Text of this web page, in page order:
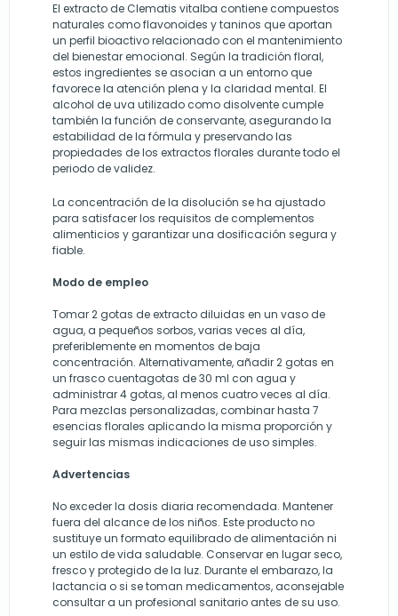
El extracto de Clematis vitalba contiene compuestos
naturales como flavonoides y taninos que aportan
un perfil bioactivo relacionado con el mantenimiento
del bienestar emocional. Según la tradición floral,
estos ingredientes se asocian a un entorno que
favorece la atención plena y la claridad mental. El
alcohol de uva utilizado como disolvente cumple
también la función de conservante, asegurando la
estabilidad de la fórmula y preservando las
propiedades de los extractos florales durante todo el
periodo de validez.
La concentración de la disolución se ha ajustado
para satisfacer los requisitos de complementos
alimenticios y garantizar una dosificación segura y
fiable.
Modo de empleo
Tomar 2 gotas de extracto diluidas en un vaso de
agua, a pequeños sorbos, varias veces al día,
preferiblemente en momentos de baja
concentración. Alternativamente, añadir 2 gotas en
un frasco cuentagotas de 30 ml con agua y
administrar 4 gotas, al menos cuatro veces al día.
Para mezclas personalizadas, combinar hasta 7
esencias florales aplicando la misma proporción y
seguir las mismas indicaciones de uso simples.
Advertencias
No exceder la dosis diaria recomendada. Mantener
fuera del alcance de los niños. Este producto no
sustituye un formato equilibrado de alimentación ni
un estilo de vida saludable. Conservar en lugar seco,
fresco y protegido de la luz. Durante el embarazo, la
lactancia o si se toman medicamentos, aconsejable
consultar a un profesional sanitario antes de su uso.